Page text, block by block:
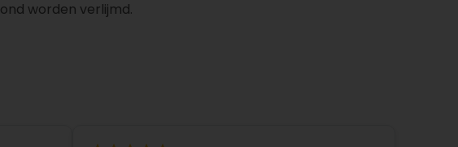
worden verlijmd.